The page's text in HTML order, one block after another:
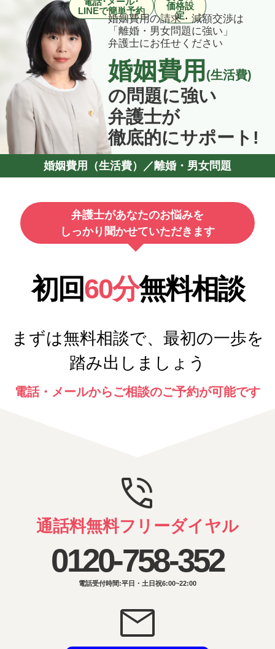
LINEで簡単予約
価格設
定
婚姻費用の請求・減額交渉は
「離婚・男女問題に強い」
弁護士にお任せください
婚姻費用 (生活費)
の問題に強い
弁護士が
徹底的にサポート!
婚姻費用（生活費）／離婚・男女問題
弁護士があなたのお悩みを
しっかり聞かせていただきます
初回60分無料相談
まずは無料相談で、最初の一歩を
踏み出しましょう
電話・メールからご相談のご予約が可能です
phone_in_talk
通話料無料フリーダイヤル
0120-758-352
電話受付時間:平日・土日祝6:00~22:00
mail